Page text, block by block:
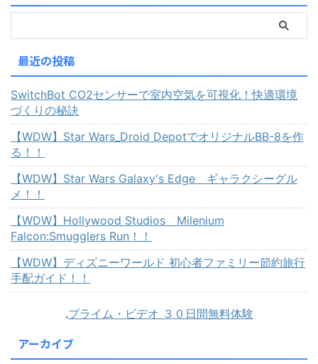
最近の投稿
SwitchBot CO2センサーで室内空気を可視化！快適環境
づくりの秘訣
【WDW】Star Wars_Droid DepotでオリジナルBB-8を作
る！！
【WDW】Star Wars Galaxy's Edge ギャラクシーグル
メ！！
【WDW】Hollywood Studios Milenium
Falcon:Smugglers Run！！
【WDW】ディズニーワールド 初心者ファミリー節約旅行
手配ガイド！！
.プライム・ビデオ ３０日間無料体験
アーカイブ